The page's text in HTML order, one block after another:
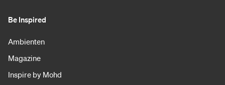
Be Inspired
Ambienten
Magazine
Inspire by Mohd